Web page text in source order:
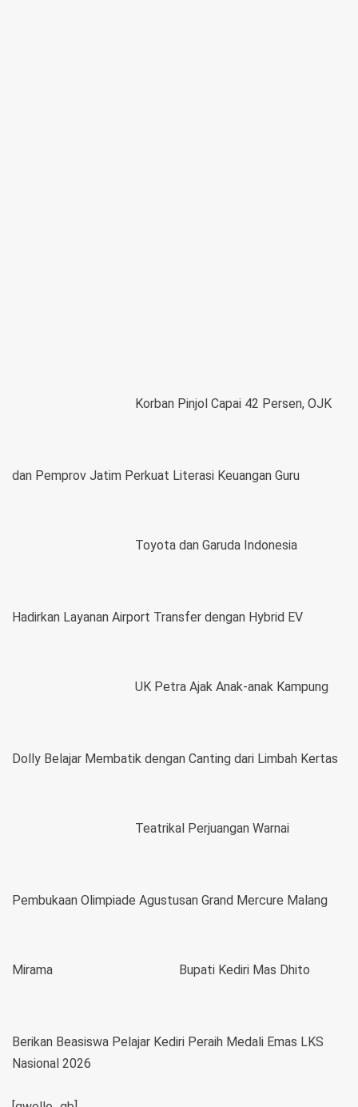
Korban Pinjol Capai 42 Persen, OJK
dan Pemprov Jatim Perkuat Literasi Keuangan Guru
Toyota dan Garuda Indonesia
Hadirkan Layanan Airport Transfer dengan Hybrid EV
UK Petra Ajak Anak-anak Kampung
Dolly Belajar Membatik dengan Canting dari Limbah Kertas
Teatrikal Perjuangan Warnai
Pembukaan Olimpiade Agustusan Grand Mercure Malang
Mirama Bupati Kediri Mas Dhito
Berikan Beasiswa Pelajar Kediri Peraih Medali Emas LKS
Nasional 2026